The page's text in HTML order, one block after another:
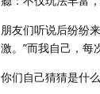
朋友们听说后纷纷
激。”而我自己，
你们自己猜猜是什